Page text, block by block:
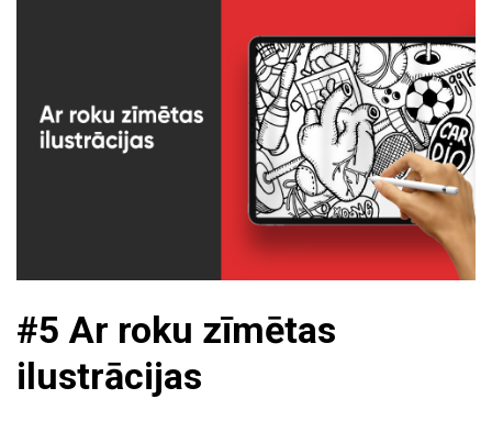
#5 Ar roku zīmētas
ilustrācijas